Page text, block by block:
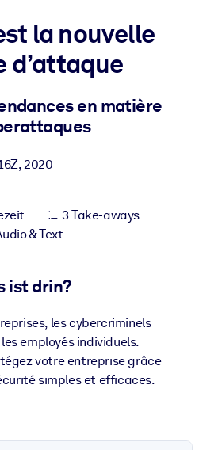
resiliente Belegschaft auf.
verifiziertes Wissen in Ihr LMS/LXP für
mit
Business-Wissen.
Wissen, um die Ergebnisse
la nouvelle
d’attaque
en matière
,2020
3 Take-aways
& Text
ist drin?
les cybercriminels
employés individuels.
votre entreprise grâce
simples et efficaces.